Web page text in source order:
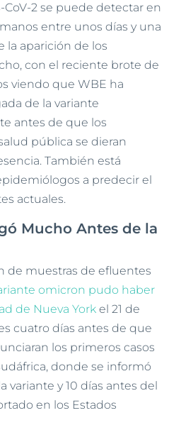
CoV-2 se puede detectar en
entre unos días y una
la aparición de los
con el reciente brote de
viendo que WBE ha
de la variante
antes de que los
pública se dieran
También está
a predecir el
actuales.
Mucho Antes de la
de muestras de efluentes
omicron pudo haber
de Nueva Yorkel 21 de
cuatro días antes de que
los primeros casos
donde se informó
variante y 10 días antes del
en los Estados